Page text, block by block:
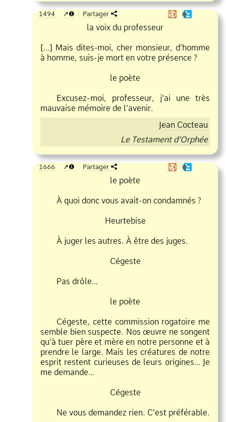
1494 ❶ Partager ❶
la voix du professeur
[…] Mais dites moi, cher monsieur, d’homme
à homme, suis je mort en votre présence ?
le poète
Excusez moi, professeur, j’ai une très
mauvaise mémoire de l’avenir.
Jean Cocteau
Le Testament d’Orphée
1666 ❶ Partager ❶
le poète
À quoi donc vous avait on condamnés ?
Heurtebise
À juger les autres. À être des juges.
Cégeste
Pas drôle…
le poète
Cégeste, cette commission rogatoire me
semble bien suspecte. Nos œuvre ne songent
qu’à tuer père et mère en notre personne et à
prendre le large. Mais les créatures de notre
esprit restent curieuses de leurs origines… Je
me demande…
Cégeste
Ne vous demandez rien. C’est préférable.